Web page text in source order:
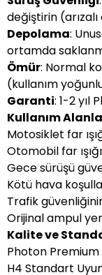
değiştirin
Depolama:
ortamda
Ömür: Normal
(kullanım
Garanti: 1-2 yıl
Kullanım
Motosiklet far
Otomobil far
Gece sürüşü
Kötü hava
Trafik
Orijinal ampul
Kalite ve
Photon Premium
H4 Standart